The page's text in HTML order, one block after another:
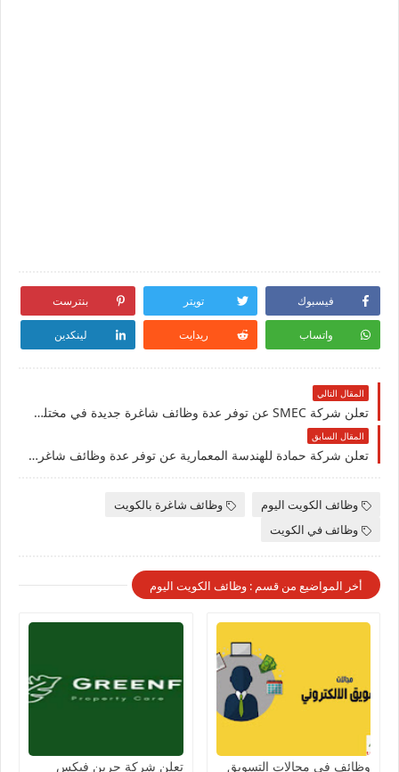
فيسبوك تويتر بنترست
واتساب ريدايت لينكدين
المقال التالي
تعلن شركة ‏SMEC عن توفر عدة وظائف شاغرة جديدة في مختلف التخصصات في الكويت لعام 2026
المقال السابق
تعلن شركة حمادة للهندسة المعمارية عن توفر عدة وظائف شاغرة جديدة في مختلف التخصصات في الكويت لعام 2026
وظائف الكويت اليوم
وظائف شاغرة بالكويت
وظائف في الكويت
أخر المواضيع من قسم : وظائف الكويت اليوم
وظائف في مجالات التسويق
تعلن شركة جرين فيكس